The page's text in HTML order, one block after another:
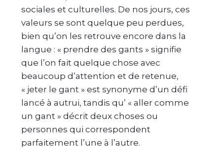
sociales et culturelles. De nos jours, ces
valeurs se sont quelque peu perdues,
bien qu’on les retrouve encore dans la
langue : « prendre des gants » signifie
que l’on fait quelque chose avec
beaucoup d’attention et de retenue,
« jeter le gant » est synonyme d’un défi
lancé à autrui, tandis qu’ « aller comme
un gant » décrit deux choses ou
personnes qui correspondent
parfaitement l’une à l’autre.